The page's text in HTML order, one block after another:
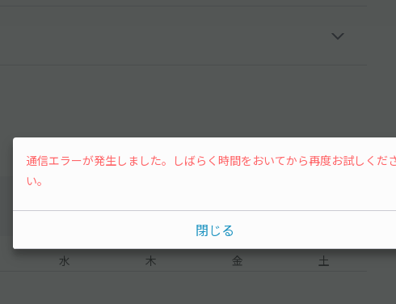
水 木 金 土
通信エラーが発生しました。しばらく時間をおいてから再度お試しくだ
い。
閉じる